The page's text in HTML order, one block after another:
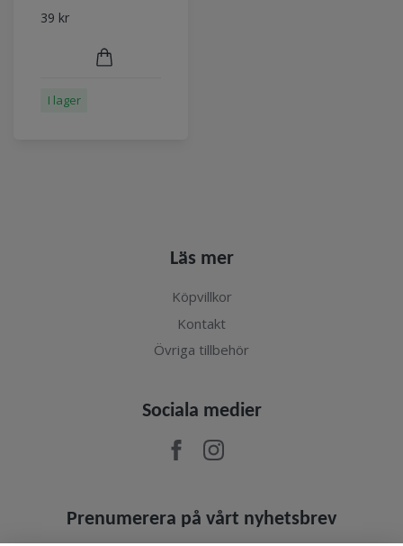
39 kr
I lager
Läs mer
Köpvillkor
Kontakt
Övriga tillbehör
Sociala medier
Prenumerera på vårt nyhetsbrev